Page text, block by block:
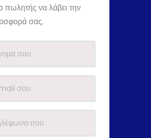
να λάβει την
σας.